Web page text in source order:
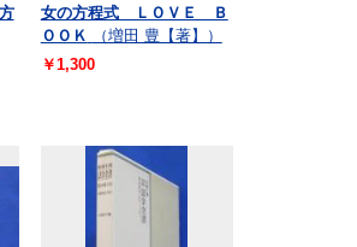
女の方程式 ＬＯＶＥ Ｂ
ＯＯＫ
（増田 豊【著】）
￥1,300